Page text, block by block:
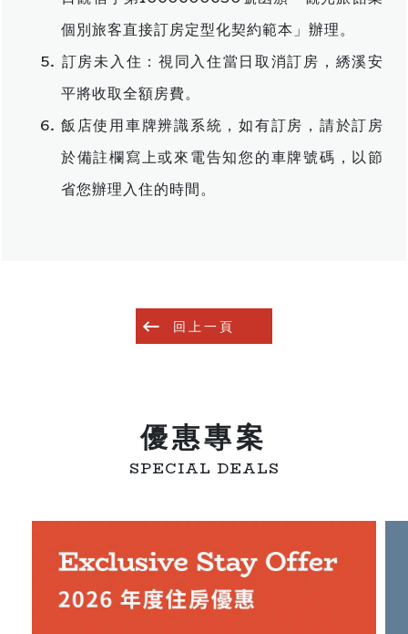
個別旅客直接訂房定型化契約範本」辦理。
訂房未入住：視同入住當日取消訂房，綉溪安
平將收取全額房費。
飯店使用車牌辨識系統，如有訂房，請於訂房
於備註欄寫上或來電告知您的車牌號碼，以節
省您辦理入住的時間。
回上一頁
優惠專案
SPECIAL DEALS